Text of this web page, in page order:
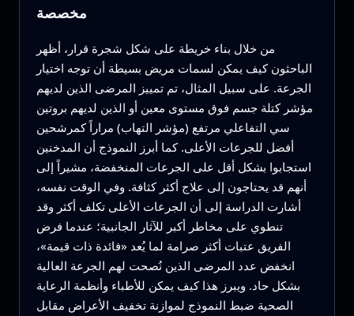
مخصصة
من خلال بناء خريطة على شكل شجرة قرار، أظهر
الباحثون كيف يمكن لسمات مريض بسيطة أن توجه اختيار
الجرعة. على سبيل المثال، تم تمييز المرضى الذين لديهم
مؤشر كتلة جسم فوق مستوى معين أو الذين لديهم بروتين
سي التفاعلي مرتفع (مؤشر التهاب) مراراً كمرشحين
أفضل للجرعات الأعلى. كما أبرز النموذج أن المدخنين
استجابوا بشكل أقل على الجرعات المنخفضة، مشيراً إلى
أنهم قد يحتاجون إلى علاج أكثر كثافة. وفي الوقت نفسه،
أشارت الدراسة إلى أن الجرعات الأعلى تكلف أكثر وقد
تنطوي على مخاطر أكبر للآثار الجانبية؛ عندما فرض
الفريق عتبات أكثر صرامة لما يُعد «فائدة ذات قيمة»،
انخفض عدد المرضى الذين نُصحت لهم الجرعة العالية
بشكل حاد. ويبرز هذا كيف يمكن للأطباء وأنظمة الرعاية
الصحية ضبط النموذج لموازنة تخفيف الأعراض مقابل